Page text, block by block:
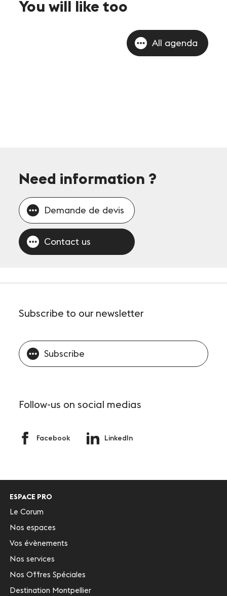
You will like too
All agenda
Need information ?
Demande de devis
Contact us
Subscribe to our newsletter
Subscribe
Follow-us on social medias
Facebook LinkedIn
ESPACE PRO
Le Corum
Nos espaces
Vos évènements
Nos services
Nos Offres Spéciales
Destination Montpellier